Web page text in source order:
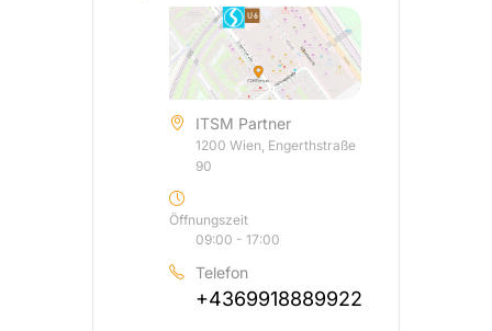
ITSM Partner
1200 Wien, Engerthstraße
90
Öffnungszeit
09:00 - 17:00
Telefon
+4369918889922